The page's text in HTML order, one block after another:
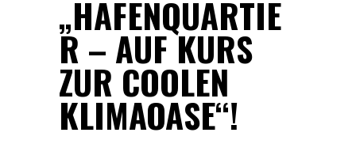
„HAFENQUARTIE
R – AUF KURS
ZUR COOLEN
KLIMAOASE“!